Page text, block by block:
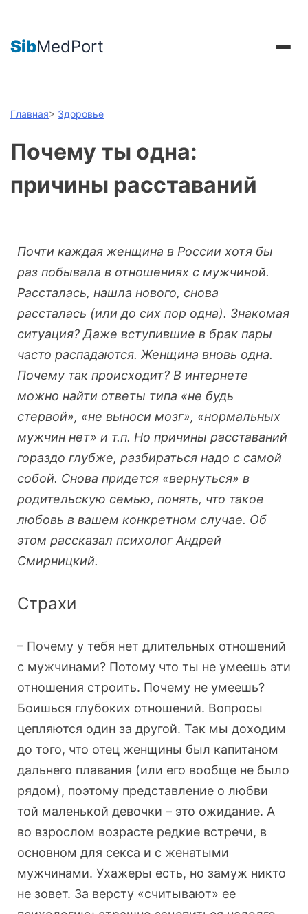
SibMedPort
Главная> Здоровье
Почему ты одна:
причины расставаний
Почти каждая женщина в России хотя бы
раз побывала в отношениях с мужчиной.
Рассталась, нашла нового, снова
рассталась (или до сих пор одна). Знакомая
ситуация? Даже вступившие в брак пары
часто распадаются. Женщина вновь одна.
Почему так происходит? В интернете
можно найти ответы типа «не будь
стервой», «не выноси мозг», «нормальных
мужчин нет» и т.п. Но причины расставаний
гораздо глубже, разбираться надо с самой
собой. Снова придется «вернуться» в
родительскую семью, понять, что такое
любовь в вашем конкретном случае. Об
этом рассказал психолог Андрей
Смирницкий.
Страхи
– Почему у тебя нет длительных отношений
с мужчинами? Потому что ты не умеешь эти
отношения строить. Почему не умеешь?
Боишься глубоких отношений. Вопросы
цепляются один за другой. Так мы доходим
до того, что отец женщины был капитаном
дальнего плавания (или его вообще не было
рядом), поэтому представление о любви
той маленькой девочки – это ожидание. А
во взрослом возрасте редкие встречи, в
основном для секса и с женатыми
мужчинами. Ухажеры есть, но замуж никто
не зовет. За версту «считывают» ее